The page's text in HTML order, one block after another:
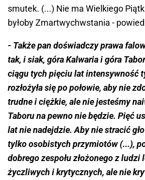
smutek. (...) Nie ma Wielkiego
byłoby Zmartwychwstania -
- Także pan doświadczy prawa
tak, i siak, góra Kalwaria i góra
ciągu tych pięciu lat intensywność
rozłożyła się po połowie, aby nie
trudne i ciężkie, ale nie jesteśmy
Taboru na pewno nie będzie. Pięć
lat nie nadejdzie. Aby nie stracić
tylko osobistych przymiotów (...),
dobrego zespołu złożonego z ludzi
życzliwych i krytycznych, ale nie